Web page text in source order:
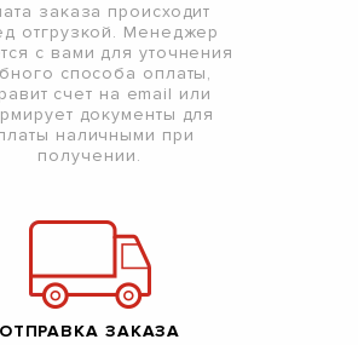
заказа происходит
отгрузкой. Менеджер
с вами для уточнения
способа оплаты,
счет на email или
документы для
наличными при
получении.
ОТПРАВКА ЗАКАЗА